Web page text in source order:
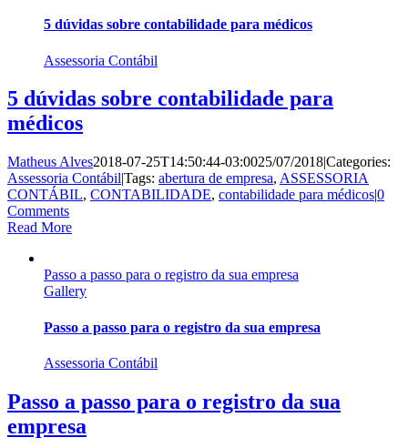
5 dúvidas sobre contabilidade para médicos
Assessoria Contábil
5 dúvidas sobre contabilidade para
médicos
Matheus Alves2018-07-25T14:50:44-03:0025/07/2018|Categories:
Assessoria Contábil|Tags: abertura de empresa, ASSESSORIA
CONTÁBIL, CONTABILIDADE, contabilidade para médicos|0
Comments
Read More
Passo a passo para o registro da sua empresa
Gallery
Passo a passo para o registro da sua empresa
Assessoria Contábil
Passo a passo para o registro da sua
empresa